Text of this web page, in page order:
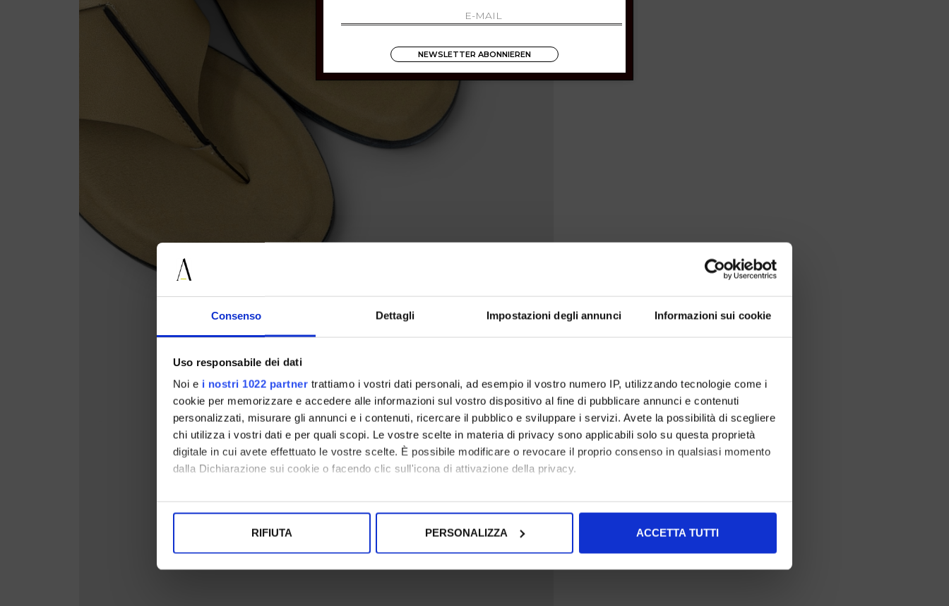
Consenso Dettagli Impostazioni degli annunci Informazioni sui cookie
Uso responsabile dei dati
Noi e i nostri 1022 partner trattiamo i vostri dati personali, ad esempio il vostro numero IP, utilizzando tecnologie come i
cookie per memorizzare e accedere alle informazioni sul vostro dispositivo al fine di pubblicare annunci e contenuti
personalizzati, misurare gli annunci e i contenuti, ricercare il pubblico e sviluppare i servizi. Avete la possibilità di scegliere
chi utilizza i vostri dati e per quali scopi. Le vostre scelte in materia di privacy sono applicabili solo su questa proprietà
digitale in cui avete effettuato le vostre scelte. È possibile modificare o revocare il proprio consenso in qualsiasi momento
dalla Dichiarazione sui cookie o facendo clic sull'icona di attivazione della privacy.
Con il tuo consenso, vorremmo anche:
Identificare il tuo dispositivo, scansionandolo attivamente alla ricerca di caratteristiche specifiche (impronte
digitali).
RIFIUTA PERSONALIZZA ACCETTA TUTTI
NEWSLETTER ABONNIEREN